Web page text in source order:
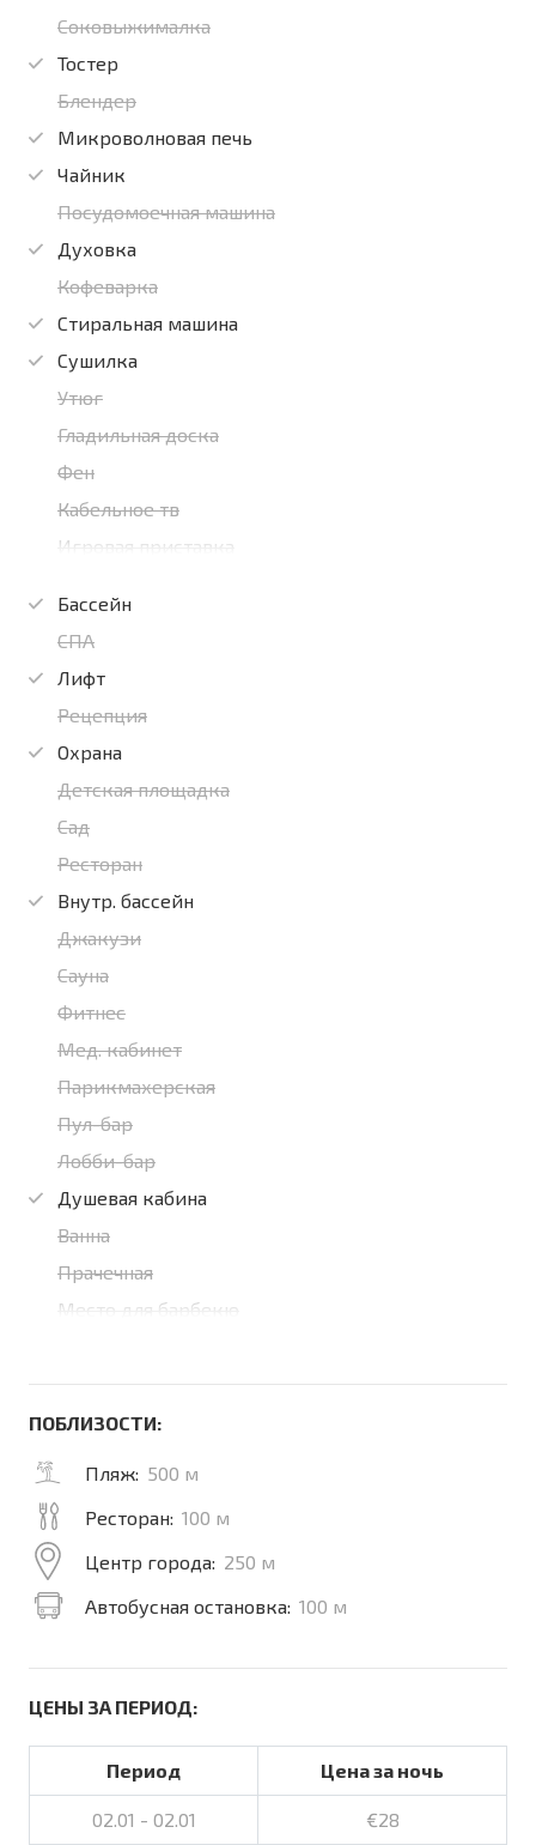
Соковыжималка
Тостер
Блендер
Микроволновая печь
Чайник
Посудомоечная машина
Духовка
Кофеварка
Стиральная машина
Сушилка
Утюг
Гладильная доска
Фен
Кабельное тв
Игровая приставка
Бассейн
СПА
Лифт
Рецепция
Охрана
Детская площадка
Сад
Ресторан
Внутр. бассейн
Джакузи
Сауна
Фитнес
Мед. кабинет
Парикмахерская
Пул-бар
Лобби-бар
Душевая кабина
Ванна
Прачечная
Место для барбекю
ПОБЛИЗОСТИ:
Пляж: 500 м
Ресторан: 100 м
Центр города: 250 м
Автобусная остановка: 100 м
ЦЕНЫ ЗА ПЕРИОД:
Период Цена за ночь
02.01 - 02.01 €28